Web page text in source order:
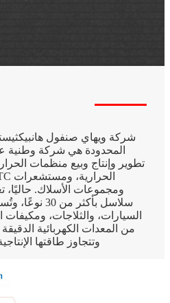
شركة ويهاي صنفول
المحدودة هي شركة وطنية
تطوير وإنتاج وبيع منظمات
ومجموعات الأسلاك.
سلاسل بأكثر
السيارات، والثلاجات، ومكيفات
من المعدات الكهربائية
وتتجاوز طاقتها الإنتاجية السنوية